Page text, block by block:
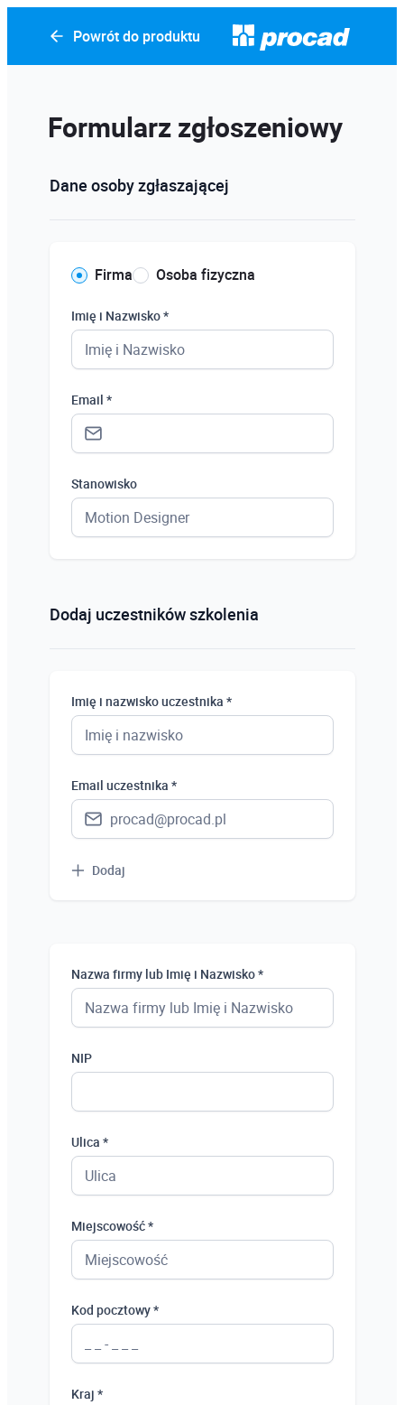
Powrót do produktu
Formularz zgłoszeniowy
Dane osoby zgłaszającej
Firma Osoba fizyczna
Imię i Nazwisko *
Email *
Stanowisko
Dodaj uczestników szkolenia
Imię i nazwisko uczestnika *
Email uczestnika *
Dodaj
Nazwa firmy lub Imię i Nazwisko *
NIP
Ulica *
Miejscowość *
Kod pocztowy *
Kraj *
Uczeń
Bezrobotny